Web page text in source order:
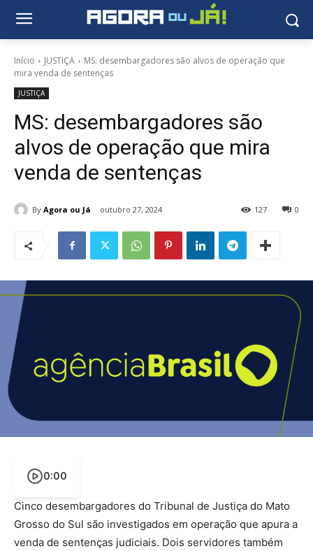
Início JUSTIÇA
MS: desembargadores são alvos de operação que
mira venda de sentenças
JUSTIÇA
MS: desembargadores são
alvos de operação que mira
venda de sentenças
By Agora ou Já outubro 27, 2024 0
127
0:00
Cinco desembargadores do Tribunal de Justiça do Mato
Grosso do Sul são investigados em operação que apura a
venda de sentenças judiciais. Dois servidores também